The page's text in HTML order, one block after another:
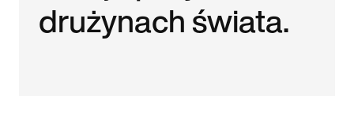
drużynach świata.